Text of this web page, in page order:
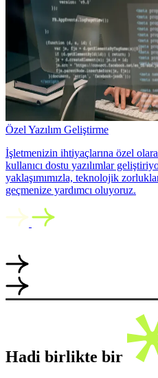
Özel Yazılım Geliştirme
İşletmenizin ihtiyaçlarına özel
kullanıcı dostu yazılımlar
yaklaşımımızla, teknolojik
geçmenize yardımcı oluyoruz.
Hadi birlikte bir